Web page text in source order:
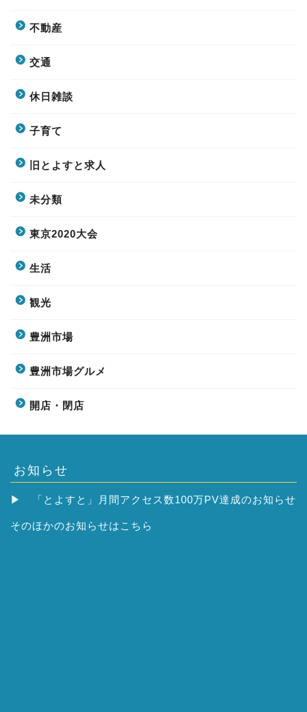
不動産
交通
休日雑談
子育て
旧とよすと求人
未分類
東京2020大会
生活
観光
豊洲市場
豊洲市場グルメ
開店・閉店
お知らせ
▶ 「とよすと」月間アクセス数100万PV達成のお知らせ
そのほかのお知らせはこちら